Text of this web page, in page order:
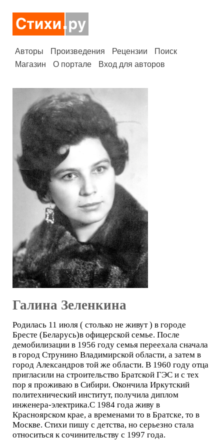
Авторы Произведения Рецензии
Поиск
Магазин
О портале Вход для авторов
Галина Зеленкина
Родилась 11 июля ( столько не живут ) в городе
Бресте (Беларусь)в офицерской семье. После
демобилизации в 1956 году семья переехала сначала
в город Струнино Владимирской области, а затем в
город Александров той же области. В 1960 году отца
пригласили на строительство Братской ГЭС и с тех
пор я проживаю в Сибири. Окончила Иркутский
политехнический институт, получила диплом
инженера-электрика.С 1984 года живу в
Красноярском крае, а временами то в Братске, то в
Москве. Стихи пишу с детства, но серьезно стала
относиться к сочинительству с 1997 года.